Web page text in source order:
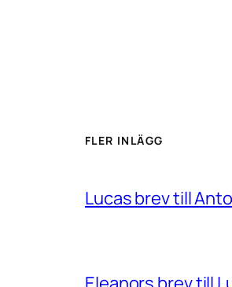
FLER INLÄGG
Lucas brev till